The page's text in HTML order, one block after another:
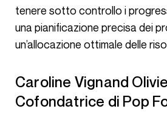
tenere sotto controllo i
una pianificazione precisa dei
un’allocazione ottimale delle
Caroline Vignand Olivier -
Cofondatrice di Pop